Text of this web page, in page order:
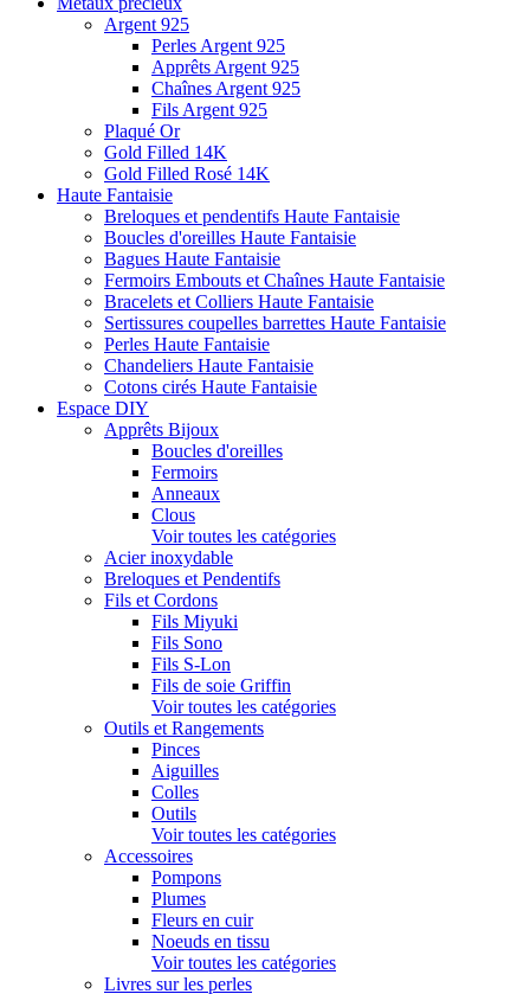
Argent 925
Perles Argent 925
Apprêts Argent 925
Chaînes Argent 925
Fils Argent 925
Plaqué Or
Gold Filled 14K
Gold Filled Rosé 14K
Haute Fantaisie
Breloques et pendentifs Haute Fantaisie
Boucles d'oreilles Haute Fantaisie
Bagues Haute Fantaisie
Fermoirs Embouts et Chaînes Haute Fantaisie
Bracelets et Colliers Haute Fantaisie
Sertissures coupelles barrettes Haute Fantaisie
Perles Haute Fantaisie
Chandeliers Haute Fantaisie
Cotons cirés Haute Fantaisie
Espace DIY
Apprêts Bijoux
Boucles d'oreilles
Fermoirs
Anneaux
Clous
Voir toutes les catégories
Acier inoxydable
Breloques et Pendentifs
Fils et Cordons
Fils Miyuki
Fils Sono
Fils S-Lon
Fils de soie Griffin
Voir toutes les catégories
Outils et Rangements
Pinces
Aiguilles
Colles
Outils
Voir toutes les catégories
Accessoires
Pompons
Plumes
Fleurs en cuir
Noeuds en tissu
Voir toutes les catégories
Livres sur les perles